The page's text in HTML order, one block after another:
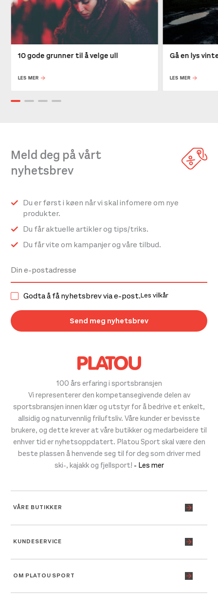
10 gode grunner til å velge ull
LES MER
Gå en lys
LES MER
100 års erfaring i sportsbransjen
Vi representerer den kompetansegivende delen av
sportsbransjen innen klær og utstyr for å bedrive et enkelt,
allsidig og naturvennlig friluftsliv. Våre kunder er bevisste
brukere, og dette krever at våre butikker og medarbeidere til
enhver tid er nyhetsoppdatert. Platou Sport skal være den
beste plassen å henvende seg til for deg som driver med
ski-, kajakk og fjellsport! - Les mer
VÅRE BUTIKKER
KUNDESERVICE
OM PLATOU SPORT
Meld deg på vårt
nyhetsbrev
Du er først i køen når vi skal infomere om nye
produkter.
Du får aktuelle artikler og tips/triks.
Du får vite om kampanjer og våre tilbud.
Godta å få nyhetsbrev via e-post.Les vilkår